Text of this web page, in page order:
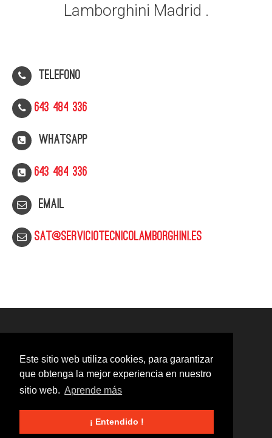
Este sitio web utiliza cookies, para garantizar
que obtenga la mejor experiencia en nuestro
sitio web. Aprende más
¡ Entendido !
Lamborghini Madrid .
Telefono
643 484 336
WhatsApp
643 484 336
Email
sat@serviciotecnicolamborghini.es
© 2020 Servicio Técnico Lamborghini